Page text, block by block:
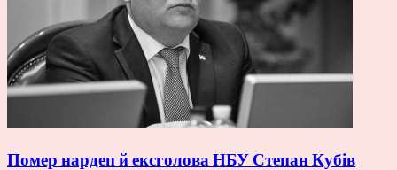
Помер нардеп й ексголова НБУ Степан Кубів